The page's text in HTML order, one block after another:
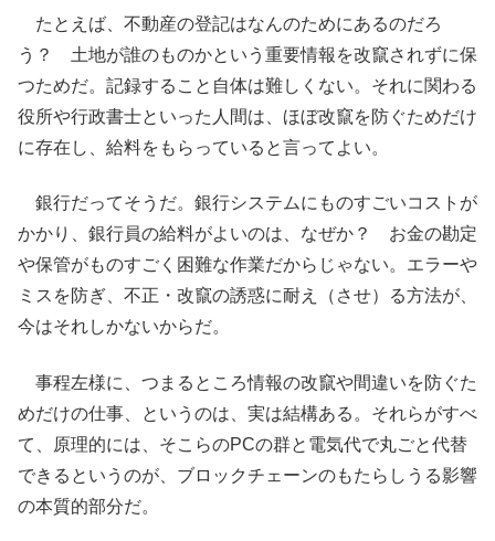
たとえば、不動産の登記はなんのためにあるのだろ
う？ 土地が誰のものかという重要情報を改竄されずに保
つためだ。記録すること自体は難しくない。それに関わる
役所や行政書士といった人間は、ほぼ改竄を防ぐためだけ
に存在し、給料をもらっていると言ってよい。
銀行だってそうだ。銀行システムにものすごいコストが
かかり、銀行員の給料がよいのは、なぜか？ お金の勘定
や保管がものすごく困難な作業だからじゃない。エラーや
ミスを防ぎ、不正・改竄の誘惑に耐え（させ）る方法が、
今はそれしかないからだ。
事程左様に、つまるところ情報の改竄や間違いを防ぐた
めだけの仕事、というのは、実は結構ある。それらがすべ
て、原理的には、そこらのPCの群と電気代で丸ごと代替
できるというのが、ブロックチェーンのもたらしうる影響
の本質的部分だ。